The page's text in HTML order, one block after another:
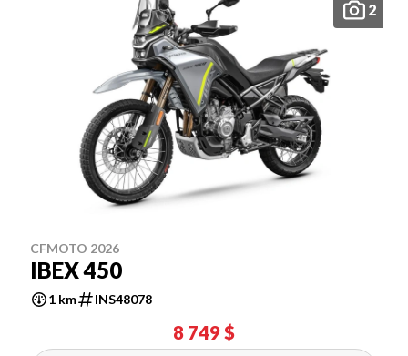
2
CFMOTO 2026
IBEX 450
1 km INS48078
8 749 $